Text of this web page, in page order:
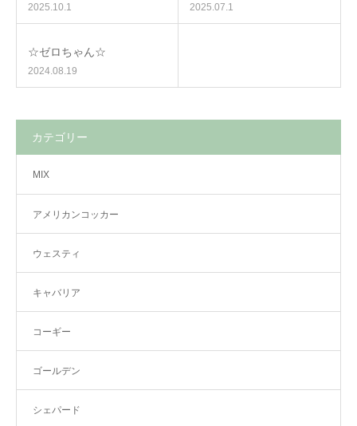
2025.10.1 2025.07.1
☆ゼロちゃん☆
2024.08.19
カテゴリー
MIX
アメリカンコッカー
ウェスティ
キャバリア
コーギー
ゴールデン
シェパード